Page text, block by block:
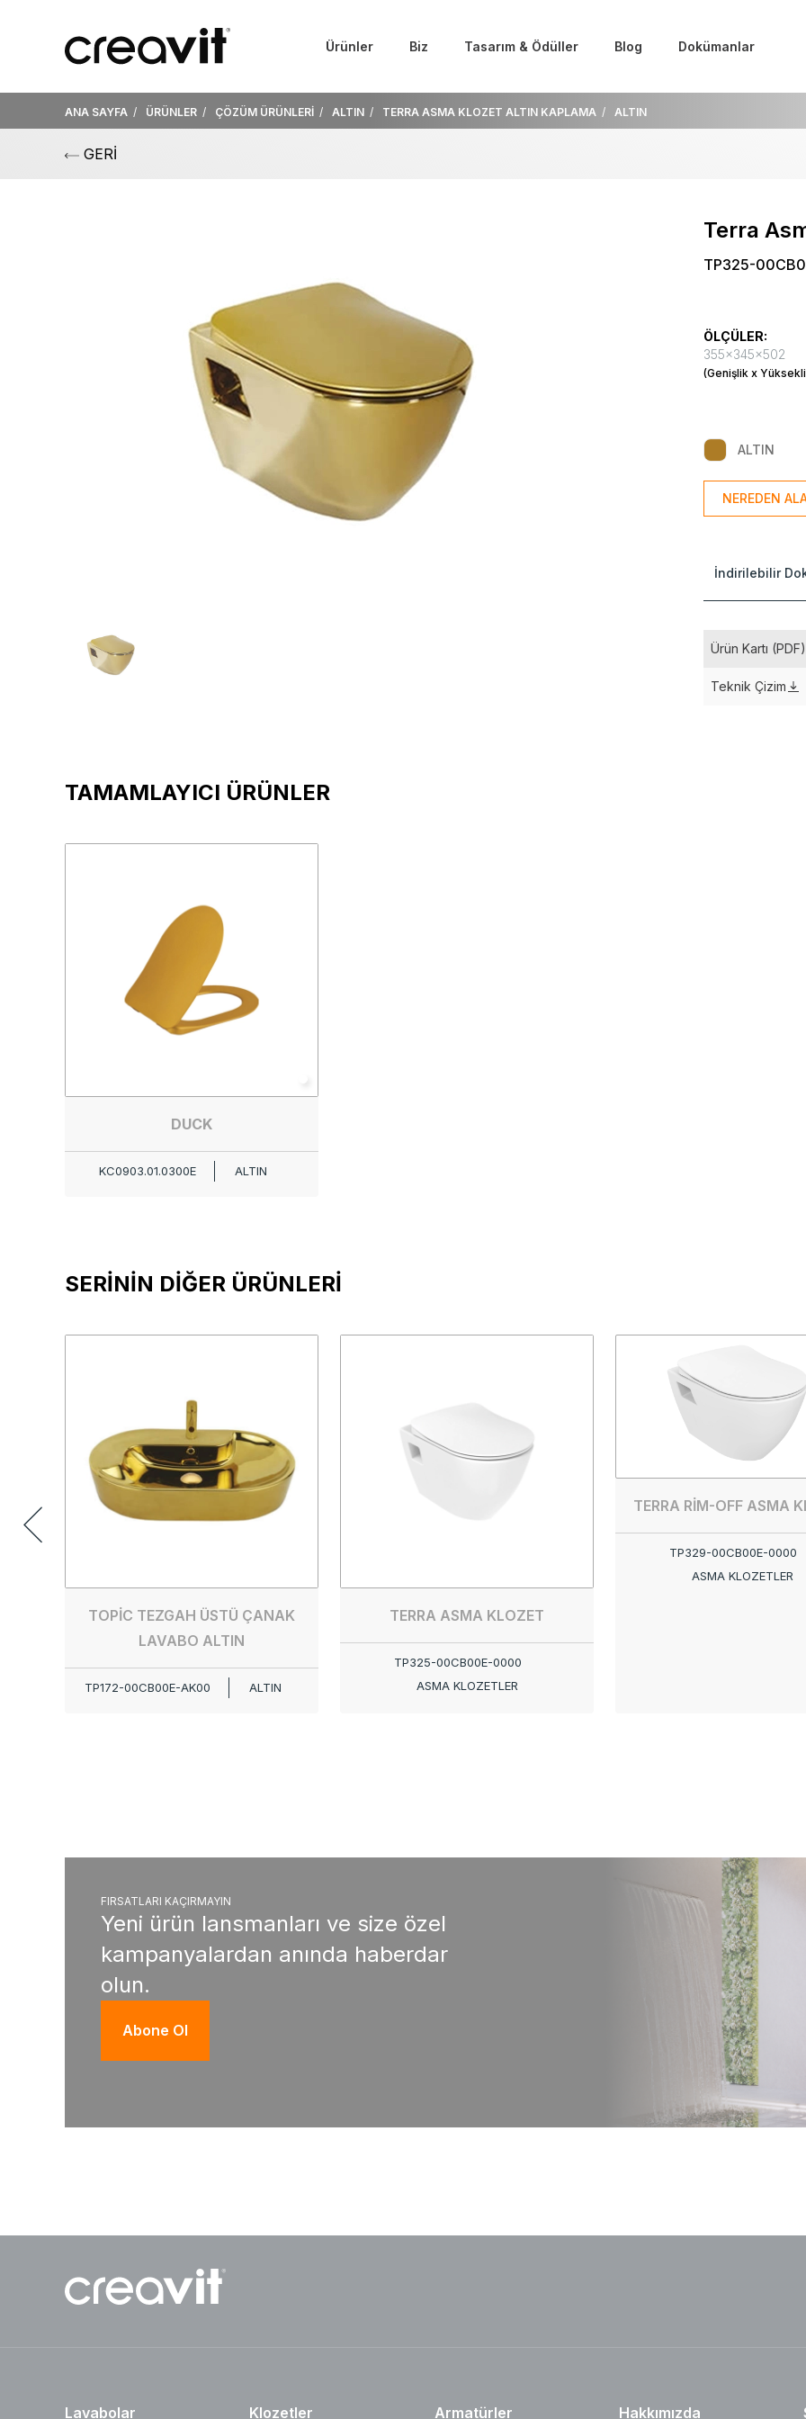
Ürünler Biz Tasarım & Ödüller Blog Dokümanlar
ANA SAYFA ÜRÜNLER ÇÖZÜM ÜRÜNLERİ ALTIN TERRA ASMA KLOZET ALTIN KAPLAMA ALTIN
GERİ
Terra
TP325-
ÖLÇÜLER:
355x345x502
(Genişlik x
ALTIN
NEREDEN
İndirilebilir
Ürün Kartı (PDF)
Teknik Çizim
TAMAMLAYICI ÜRÜNLER
DUCK
KC0903.01.0300E ALTIN
SERİNİN DİĞER ÜRÜNLERİ
TOPİC TEZGAH ÜSTÜ ÇANAK
LAVABO ALTIN
TP172-00CB00E-AK00 ALTIN
TERRA ASMA KLOZET
TP325-00CB00E-0000
ASMA KLOZETLER
TERRA RİM-OFF ASMA
TP329-00CB00E-0000
ASMA KLOZETLER
FIRSATLARI KAÇIRMAYIN
Yeni ürün lansmanları ve size özel
kampanyalardan anında haberdar
olun.
Abone Ol
Lavabolar Klozetler Armatürler Hakkımızda